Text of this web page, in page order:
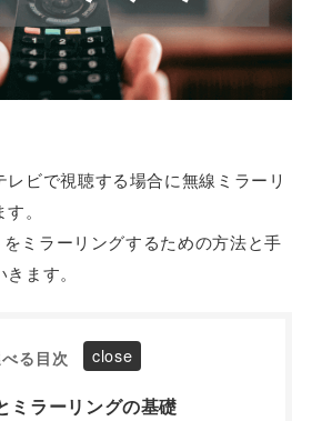
ビで視聴する場合に無線ミラーリ
。
ミラーリングするための方法と手
ます。
る目次
ミラーリングの基礎